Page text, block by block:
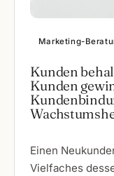
Marketing-
Kunden
Kunden
Einen
Vielfaches